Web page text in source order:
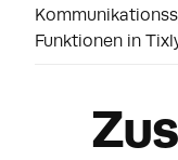
Funktionen in